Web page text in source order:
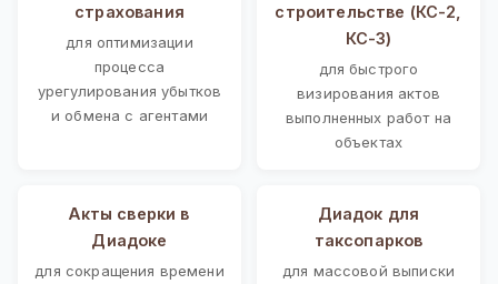
страхования
для оптимизации
процесса
урегулирования убытков
и обмена с агентами
строительстве (КС-2,
КС-3)
для быстрого
визирования актов
выполненных работ на
объектах
Акты сверки в
Диадоке
для сокращения времени
Диадок для
таксопарков
для массовой выписки